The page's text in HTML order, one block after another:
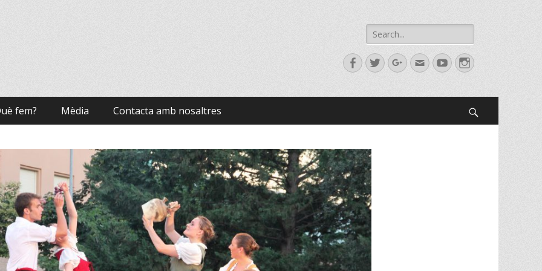
Search
for:
Facebook
TwitterGoogleplus
EmailYouTubeInstagram
fem? Mèdia Contacta amb nosaltres